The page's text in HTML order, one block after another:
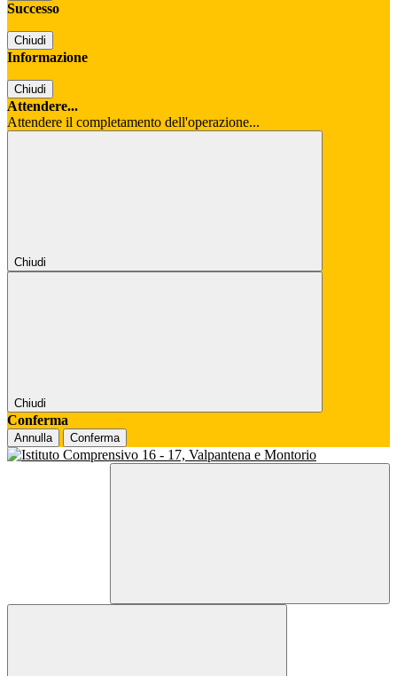
Successo
Chiudi
Informazione
Chiudi
Attendere...
Attendere il completamento dell'operazione...
Chiudi
Chiudi
Conferma
Annulla Conferma